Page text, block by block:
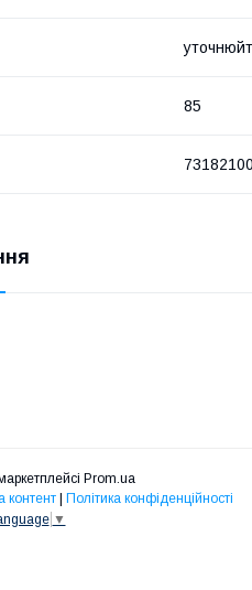
85
Prom.ua
контент
Політика конфіденційності
▼